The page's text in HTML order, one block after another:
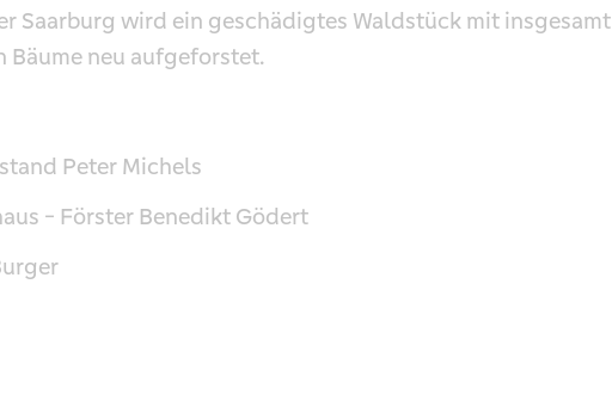
Saarburg wird ein geschädigtes Waldstück mit insgesamt
Bäume neu aufgeforstet.
Peter Michels
- Förster Benedikt Gödert